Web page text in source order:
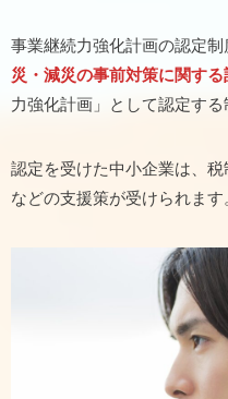
事業継続力強化計画の認定
災・減災の事前対策に関する
力強化計画」として認定する
認定を受けた中小企業は、
などの支援策が受けられます